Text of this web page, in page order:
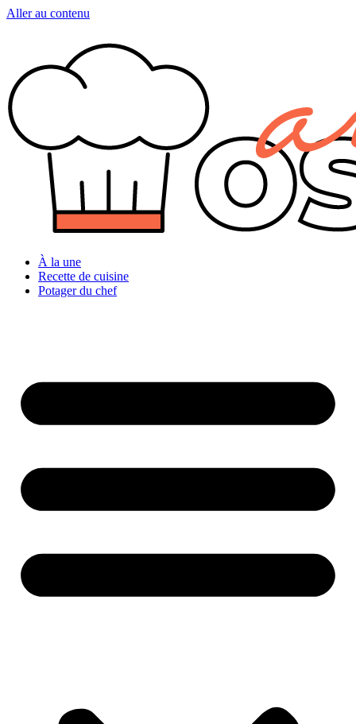
Aller au contenu
À la une
Recette de cuisine
Potager du chef